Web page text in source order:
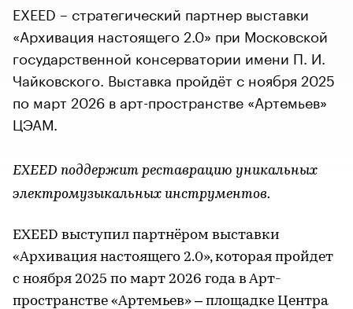
EXEED – стратегический партнер выставки
«Архивация настоящего 2.0» при Московской
государственной консерватории имени П. И.
Чайковского. Выставка пройдёт с ноября 2025
по март 2026 в арт-пространстве «Артемьев»
ЦЭАМ.
EXEED поддержит реставрацию уникальных
электромузыкальных инструментов.
EXEED выступил партнёром выставки
«Архивация настоящего 2.0», которая пройдет
с ноября 2025 по март 2026 года в Арт-
пространстве «Артемьев» – площадке Центра